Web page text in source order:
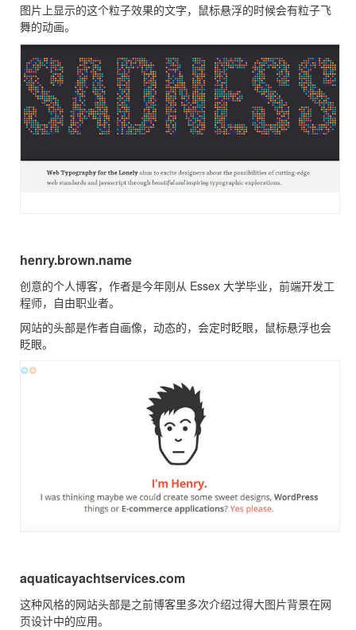
图片上显示的这个粒子效果的文字，鼠标悬浮的时候会有粒子飞
舞的动画。
henry.brown.name
创意的个人博客，作者是今年刚从 Essex 大学毕业，前端开发工
程师，自由职业者。
网站的头部是作者自画像，动态的，会定时眨眼，鼠标悬浮也会
眨眼。
aquaticayachtservices.com
这种风格的网站头部是之前博客里多次介绍过得大图片背景在网
页设计中的应用。